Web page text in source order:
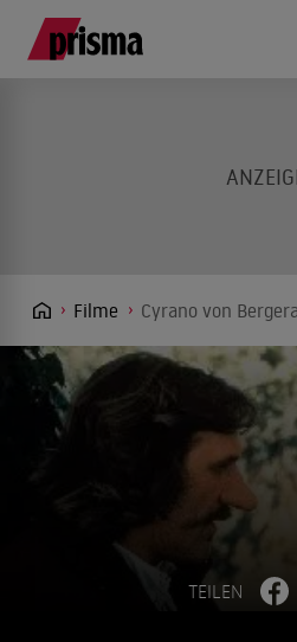
Filme Cyrano von
TEILEN